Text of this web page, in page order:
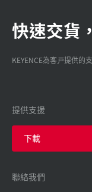
快速交貨
KEYENCE為客戸提供的
提供支援
下載
聯絡我們